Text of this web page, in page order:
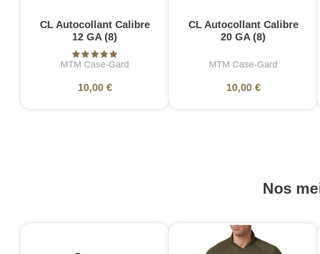
CL Autocollant Calibre
12 GA (8)
MTM Case-Gard
10,00 €
CL Autocollant Calibre
20 GA (8)
MTM Case-Gard
10,00 €
Nos